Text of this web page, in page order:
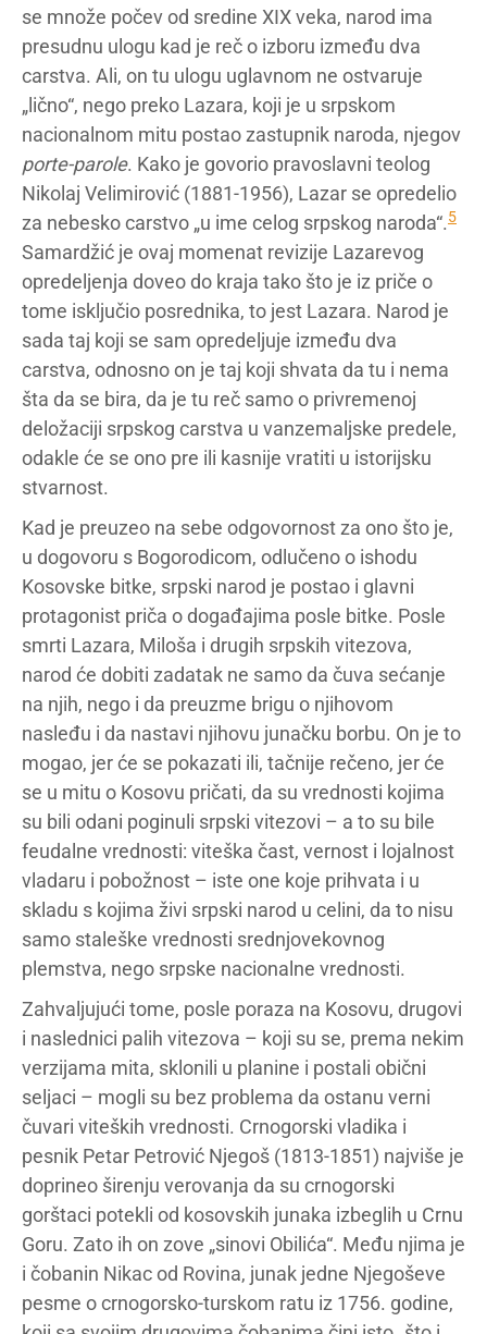
se množe počev od sredine XIX veka, narod ima
presudnu ulogu kad je reč o izboru između dva
carstva. Ali, on tu ulogu uglavnom ne ostvaruje
„lično“, nego preko Lazara, koji je u srpskom
nacionalnom mitu postao zastupnik naroda, njegov
porte-parole. Kako je govorio pravoslavni teolog
Nikolaj Velimirović (1881-1956), Lazar se opredelio
za nebesko carstvo „u ime celog srpskog naroda“.5
Samardžić je ovaj momenat revizije Lazarevog
opredeljenja doveo do kraja tako što je iz priče o
tome isključio posrednika, to jest Lazara. Narod je
sada taj koji se sam opredeljuje između dva
carstva, odnosno on je taj koji shvata da tu i nema
šta da se bira, da je tu reč samo o privremenoj
deložaciji srpskog carstva u vanzemaljske predele,
odakle će se ono pre ili kasnije vratiti u istorijsku
stvarnost.
Kad je preuzeo na sebe odgovornost za ono što je,
u dogovoru s Bogorodicom, odlučeno o ishodu
Kosovske bitke, srpski narod je postao i glavni
protagonist priča o događajima posle bitke. Posle
smrti Lazara, Miloša i drugih srpskih vitezova,
narod će dobiti zadatak ne samo da čuva sećanje
na njih, nego i da preuzme brigu o njihovom
nasleđu i da nastavi njihovu junačku borbu. On je to
mogao, jer će se pokazati ili, tačnije rečeno, jer će
se u mitu o Kosovu pričati, da su vrednosti kojima
su bili odani poginuli srpski vitezovi – a to su bile
feudalne vrednosti: viteška čast, vernost i lojalnost
vladaru i pobožnost – iste one koje prihvata i u
skladu s kojima živi srpski narod u celini, da to nisu
samo staleške vrednosti srednjovekovnog
plemstva, nego srpske nacionalne vrednosti.
Zahvaljujući tome, posle poraza na Kosovu, drugovi
i naslednici palih vitezova – koji su se, prema nekim
verzijama mita, sklonili u planine i postali obični
seljaci – mogli su bez problema da ostanu verni
čuvari viteških vrednosti. Crnogorski vladika i
pesnik Petar Petrović Njegoš (1813-1851) najviše je
doprineo širenju verovanja da su crnogorski
gorštaci potekli od kosovskih junaka izbeglih u Crnu
Goru. Zato ih on zove „sinovi Obilića“. Među njima je
i čobanin Nikac od Rovina, junak jedne Njegoševe
pesme o crnogorsko-turskom ratu iz 1756. godine,